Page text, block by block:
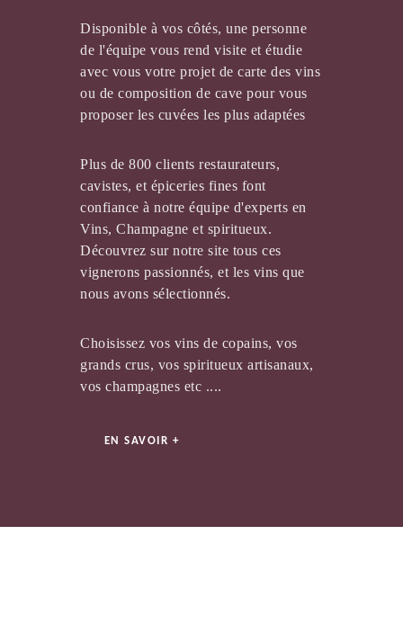
VIGNOBLE RATRON
VIGNOBLE SCHLUMBERGER
Disponible à vos côtés, une personne
de l'équipe vous rend visite et étudie
avec vous votre projet de carte des vins
ou de composition de cave pour vous
proposer les cuvées les plus adaptées
Plus de 800 clients restaurateurs,
cavistes, et épiceries fines font
confiance à notre équipe d'experts en
Vins, Champagne et spiritueux.
Découvrez sur notre site tous ces
vignerons passionnés, et les vins que
nous avons sélectionnés.
Choisissez vos vins de copains, vos
grands crus, vos spiritueux artisanaux,
vos champagnes etc ....
EN SAVOIR +